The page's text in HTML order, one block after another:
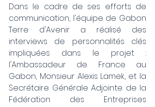
Dans le cadre de ses efforts de
communication, l'équipe de Gabon
Terre d'Avenir a réalisé des
interviews de personnalités clés
impliquées dans le projet :
l'Ambassadeur de France au
Gabon, Monsieur Alexis Lamek, et la
Secrétaire Générale Adjointe de la
Fédération des Entreprises